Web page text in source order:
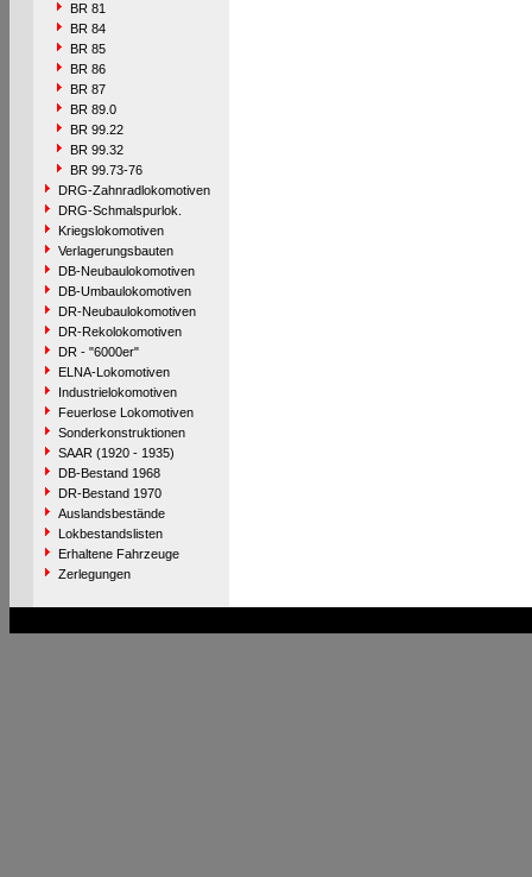
BR 81
BR 84
BR 85
BR 86
BR 87
BR 89.0
BR 99.22
BR 99.32
BR 99.73-76
DRG-Zahnradlokomotiven
DRG-Schmalspurlok.
Kriegslokomotiven
Verlagerungsbauten
DB-Neubaulokomotiven
DB-Umbaulokomotiven
DR-Neubaulokomotiven
DR-Rekolokomotiven
DR - "6000er"
ELNA-Lokomotiven
Industrielokomotiven
Feuerlose Lokomotiven
Sonderkonstruktionen
SAAR (1920 - 1935)
DB-Bestand 1968
DR-Bestand 1970
Auslandsbestände
Lokbestandslisten
Erhaltene Fahrzeuge
Zerlegungen